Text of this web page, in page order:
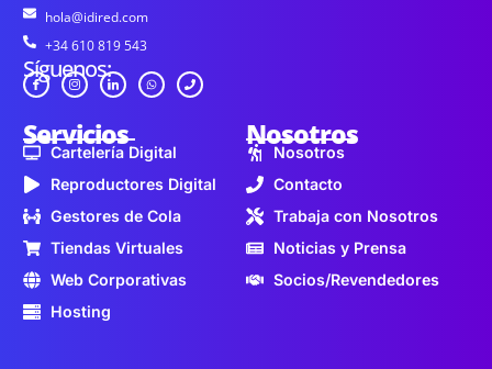
hola@idired.com
+34 610 819 543
Síguenos:
Servicios
Cartelería Digital
Reproductores Digital
Gestores de Cola
Tiendas Virtuales
Web Corporativas
Hosting
Nosotros
Nosotros
Contacto
Trabaja con Nosotros
Noticias y Prensa
Socios/Revendedores